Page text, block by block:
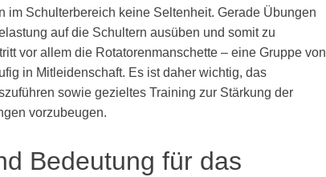
im Schulterbereich keine Seltenheit. Gerade Übungen
auf die Schultern ausüben und somit zu
vor allem die Rotatorenmanschette – eine Gruppe von
in Mitleidenschaft. Es ist daher wichtig, das
sowie gezieltes Training zur Stärkung der
vorzubeugen.
Bedeutung für das